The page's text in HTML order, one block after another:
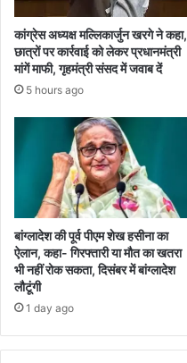
कांग्रेस अध्यक्ष मल्लिकार्जुन खरगे ने कहा,
छात्रों पर कार्रवाई को लेकर प्रधानमंत्री
मांगें माफी, गृहमंत्री संसद में जवाब दें
5 hours ago
बांग्लादेश की पूर्व पीएम शेख हसीना का
ऐलान, कहा- गिरफ्तारी या मौत का खतरा
भी नहीं रोक सकता, दिसंबर में बांग्लादेश
लौटूंगी
1 day ago